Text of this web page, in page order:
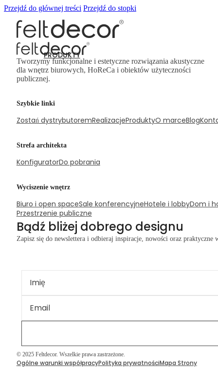
Przejdź do głównej treści Przejdź do stopki
PRODUKTY
Sufity i wyspy sufitowe
Tworzymy funkcjonalne i estetyczne rozwiązania akustyczne
dla wnętrz biurowych, HoReCa i obiektów użyteczności
publicznej.
Szybkie linki
Zostań dystrybutoremRealizacjeProduktyO marceBlog
Strefa architekta
KonfiguratorDo pobrania
Wyciszenie wnętrz
Biuro i open spaceSale konferencyjneHotele i lobbyDom i
Przestrzenie publiczne
Bądź bliżej dobrego designu
Zapisz się do newslettera i odbieraj inspiracje, nowości oraz
© 2025 Feltdecor. Wszelkie prawa zastrzeżone.
Ogólne warunki współpracyPolityka prywatnościMapa Strony